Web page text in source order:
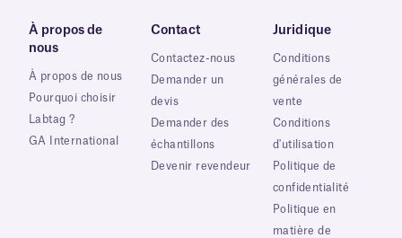
À propos de
nous
À propos de nous
Pourquoi choisir
Labtag ?
GA International
Contact
Contactez-nous
Demander un
devis
Demander des
échantillons
Devenir revendeur
Juridique
Conditions
générales de
vente
Conditions
d'utilisation
Politique de
confidentialité
Politique en
matière de